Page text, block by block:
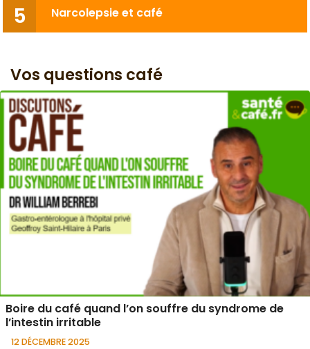
Narcolepsie et café
Vos questions café
Boire du café quand l’on souffre du syndrome de
l’intestin irritable
12 DÉCEMBRE 2025